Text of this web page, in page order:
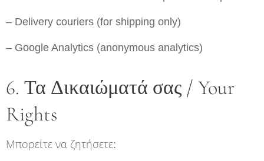
– Delivery couriers (for shipping only)
– Google Analytics (anonymous analytics)
6. Τα Δικαιώματά σας / Your
Rights
Μπορείτε να ζητήσετε: